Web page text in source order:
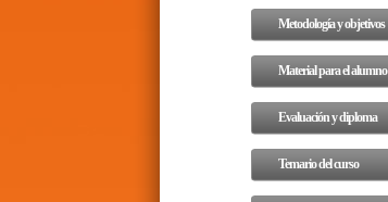
Metodología y objetivos
Material para el alumno
Evaluación y diploma
Temario del curso